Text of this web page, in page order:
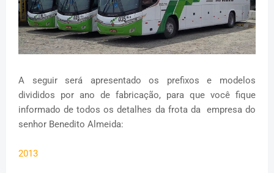
A seguir será apresentado os prefixos e modelos
divididos por ano de fabricação, para que você fique
informado de todos os detalhes da frota da empresa do
senhor Benedito Almeida:
2013